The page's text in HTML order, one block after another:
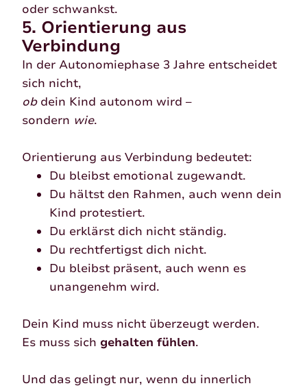
oder schwankst.
5. Orientierung aus
Verbindung
In der Autonomiephase 3 Jahre entscheidet
sich nicht,
obdein Kind autonom wird –
sondern wie.
Orientierung aus Verbindung bedeutet:
Du bleibst emotional zugewandt.
Du hältst den Rahmen, auch wenn dein
Kind protestiert.
Du erklärst dich nicht ständig.
Du rechtfertigst dich nicht.
Du bleibst präsent, auch wenn es
unangenehm wird.
Dein Kind muss nicht überzeugt werden.
Es muss sich gehalten fühlen.
Und das gelingt nur, wenn du innerlich